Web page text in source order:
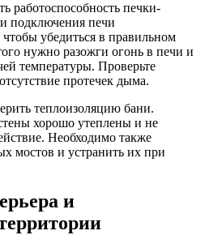
работоспособность печки-
подключения печи
чтобы убедиться в правильном
нужно разожги огонь в печи и
температуры. Проверьте
протечек дыма.
теплоизоляцию бани.
хорошо утеплены и не
Необходимо также
мостов и устранить их при
и